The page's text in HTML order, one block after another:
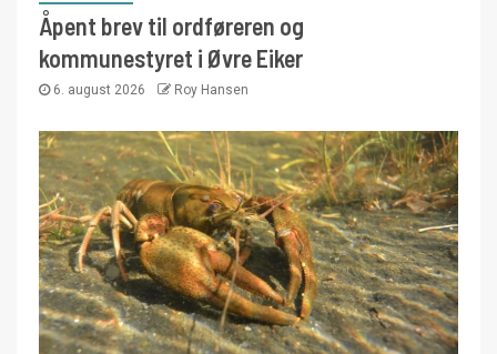
Åpent brev til ordføreren og
kommunestyret i Øvre Eiker
6. august 2026 Roy Hansen